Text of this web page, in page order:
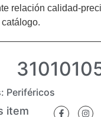
relación calidad-
Periféricos
item